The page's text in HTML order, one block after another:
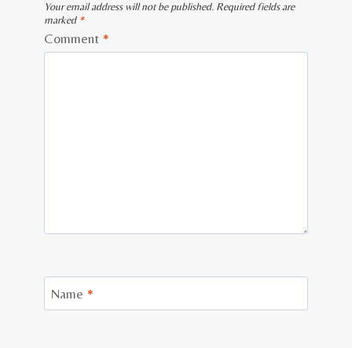
Your email address will not be published. Required fields are
marked *
Comment *
Name *